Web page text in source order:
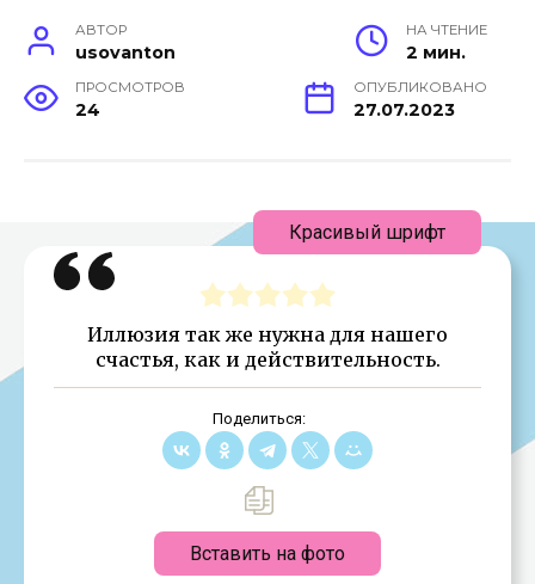
АВТОР
usovanton
НА ЧТЕНИЕ
2 мин.
ПРОСМОТРОВ
24
ОПУБЛИКОВАНО
27.07.2023
Иллюзия так же нужна для нашего
счастья, как и действительность.
Поделиться:
Вставить на фото
Красивый шрифт